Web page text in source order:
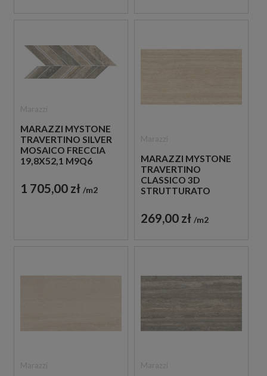
MARAZZI MYSTONE
TRAVERTINO SILVER
MOSAICO FRECCIA
19,8X52,1 M9Q6
TRAWERTYNOWA
1 705,00 zł m2
MARAZZI MYSTONE
TRAVERTINO
CLASSICO 3D
STRUTTURATO
TRAWERTYNOWE
269,00 zł m2